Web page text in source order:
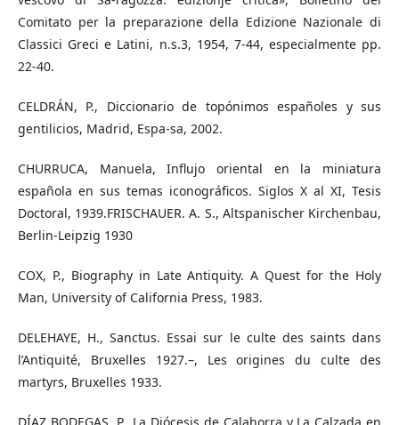
Comitato per la preparazione della Edizione Nazionale di
Classici Greci e Latini, n.s.3, 1954, 7-44, especialmente pp.
22-40.
CELDRÁN, P., Diccionario de topónimos españoles y sus
gentilicios, Madrid, Espa-sa, 2002.
CHURRUCA, Manuela, Influjo oriental en la miniatura
española en sus temas iconográficos. Siglos X al XI, Tesis
Doctoral, 1939.FRISCHAUER. A. S., Altspanischer Kirchenbau,
Berlin-Leipzig 1930
COX, P., Biography in Late Antiquity. A Quest for the Holy
Man, University of California Press, 1983.
DELEHAYE, H., Sanctus. Essai sur le culte des saints dans
l’Antiquité, Bruxelles 1927.–, Les origines du culte des
martyrs, Bruxelles 1933.